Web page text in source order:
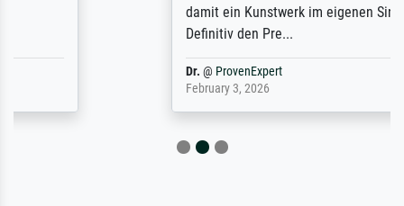
damit ein Kunstwerk im eigenen Sinne.